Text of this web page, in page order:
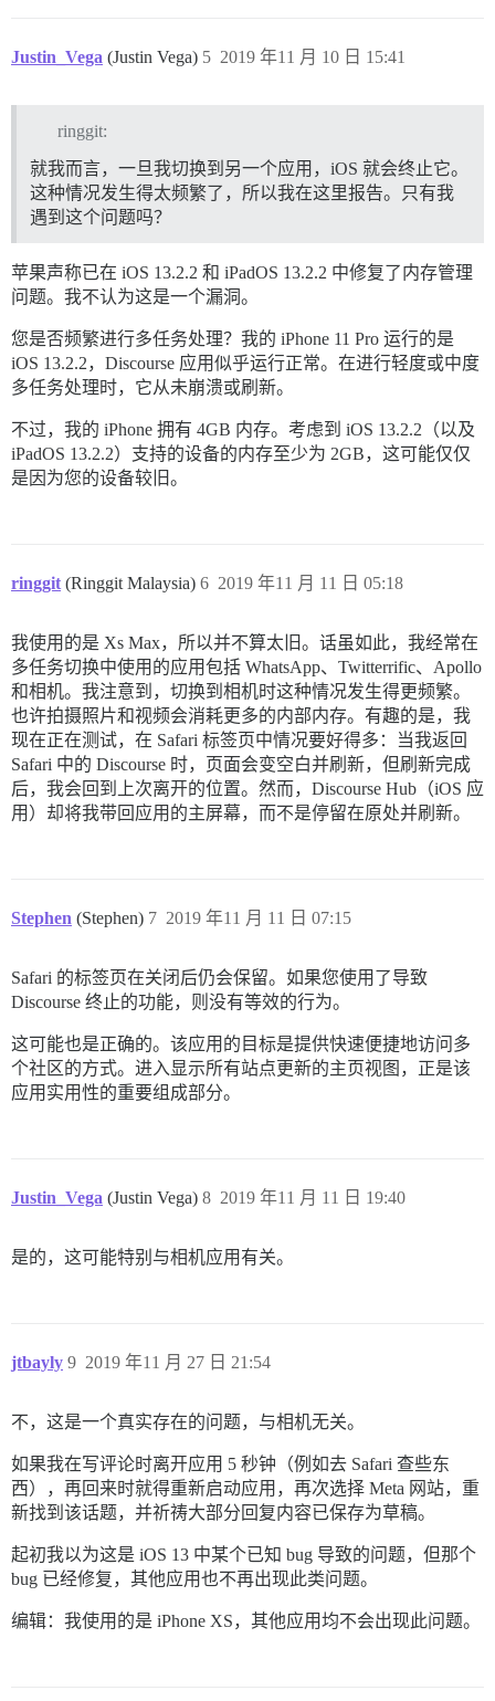
Justin_Vega (Justin Vega) 2019 年11 月 10 日 15:41
5
ringgit:
就我而言，一旦我切换到另一个应用，iOS 就会终止它。
这种情况发生得太频繁了，所以我在这里报告。只有我
遇到这个问题吗？
苹果声称已在 iOS 13.2.2 和 iPadOS 13.2.2 中修复了内存管理
问题。我不认为这是一个漏洞。
您是否频繁进行多任务处理？我的 iPhone 11 Pro 运行的是
iOS 13.2.2，Discourse 应用似乎运行正常。在进行轻度或中度
多任务处理时，它从未崩溃或刷新。
不过，我的 iPhone 拥有 4GB 内存。考虑到 iOS 13.2.2（以及
iPadOS 13.2.2）支持的设备的内存至少为 2GB，这可能仅仅
是因为您的设备较旧。
ringgit (Ringgit Malaysia) 2019 年11 月 11 日 05:18
6
我使用的是 Xs Max，所以并不算太旧。话虽如此，我经常在
多任务切换中使用的应用包括 WhatsApp、Twitterrific、Apollo
和相机。我注意到，切换到相机时这种情况发生得更频繁。
也许拍摄照片和视频会消耗更多的内部内存。有趣的是，我
现在正在测试，在 Safari 标签页中情况要好得多：当我返回
Safari 中的 Discourse 时，页面会变空白并刷新，但刷新完成
后，我会回到上次离开的位置。然而，Discourse Hub（iOS 应
用）却将我带回应用的主屏幕，而不是停留在原处并刷新。
Stephen (Stephen) 2019 年11 月 11 日 07:15
7
Safari 的标签页在关闭后仍会保留。如果您使用了导致
Discourse 终止的功能，则没有等效的行为。
这可能也是正确的。该应用的目标是提供快速便捷地访问多
个社区的方式。进入显示所有站点更新的主页视图，正是该
应用实用性的重要组成部分。
Justin_Vega (Justin Vega) 2019 年11 月 11 日 19:40
8
是的，这可能特别与相机应用有关。
jtbayly 2019 年11 月 27 日 21:54
9
不，这是一个真实存在的问题，与相机无关。
如果我在写评论时离开应用 5 秒钟（例如去 Safari 查些东
西），再回来时就得重新启动应用，再次选择 Meta 网站，重
新找到该话题，并祈祷大部分回复内容已保存为草稿。
起初我以为这是 iOS 13 中某个已知 bug 导致的问题，但那个
bug 已经修复，其他应用也不再出现此类问题。
编辑：我使用的是 iPhone XS，其他应用均不会出现此问题。